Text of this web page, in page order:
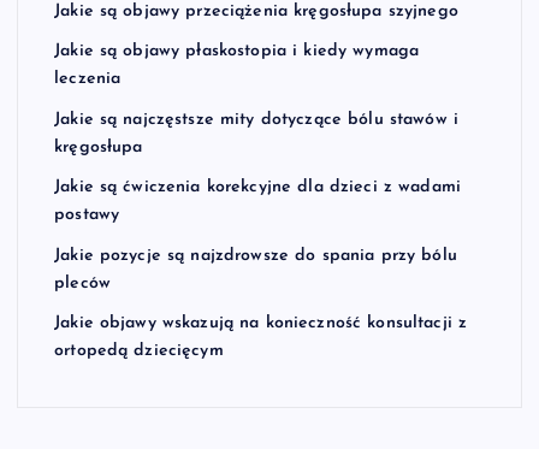
Jakie są objawy przeciążenia kręgosłupa szyjnego
Jakie są objawy płaskostopia i kiedy wymaga
leczenia
Jakie są najczęstsze mity dotyczące bólu stawów i
kręgosłupa
Jakie są ćwiczenia korekcyjne dla dzieci z wadami
postawy
Jakie pozycje są najzdrowsze do spania przy bólu
pleców
Jakie objawy wskazują na konieczność konsultacji z
ortopedą dziecięcym